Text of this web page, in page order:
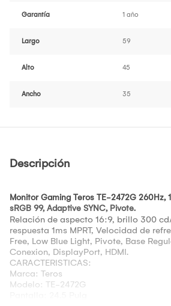
Garantía 1 año
Largo 59
Alto 45
Ancho 35
Descripción
Monitor Gaming Teros TE-2472G 260Hz,
sRGB 99, Adaptive SYNC, Pivote.
Relación de aspecto 16:9, brillo 300
respuesta 1ms MPRT, Velocidad de
Free, Low Blue Light, Pivote, Base
Conexion, DisplayPort, HDMI.
CARACTERISTICAS:
Marca: Teros
Modelo: TE-2472G